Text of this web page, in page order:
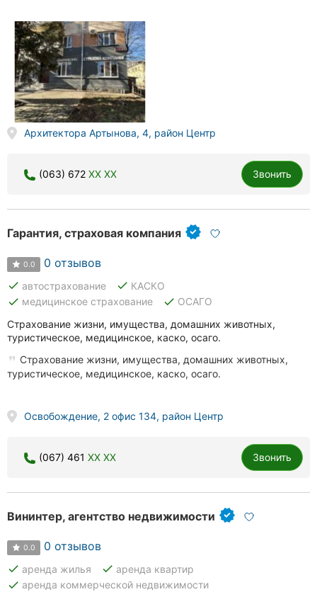
Архитектора Артынова, 4, район Центр
(063) 672 XX XX Звонить
Гарантия, страховая компания
0.0 0 отзывов
done автострахование done КАСКО
done медицинское страхование done ОСАГО
Страхование жизни, имущества, домашних животных,
туристическое, медицинское, каско, осаго.
Страхование жизни, имущества, домашних животных,
туристическое, медицинское, каско, осаго.
Освобождение, 2 офис 134, район Центр
(067) 461 XX XX Звонить
Вининтер, агентство недвижимости
0.0 0 отзывов
done аренда жилья done аренда квартир
done аренда коммерческой недвижимости